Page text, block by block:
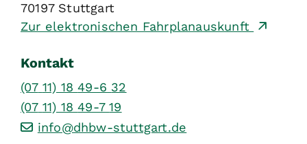
70197 Stuttgart
Zur elektronischen Fahrplanauskunft
Kontakt
(07 11) 18 49-6 32
(07 11) 18 49-7 19
info@dhbw-stuttgart.de